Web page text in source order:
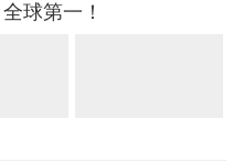
球第一！